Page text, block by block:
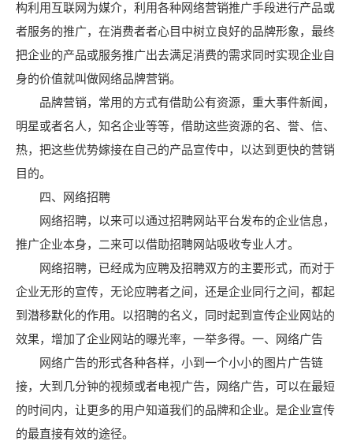
构利用互联网为媒介，利用各种网络营销推广手段进行产品或
者服务的推广，在消费者者心目中树立良好的品牌形象，最终
把企业的产品或服务推广出去满足消费的需求同时实现企业自
身的价值就叫做网络品牌营销。
品牌营销，常用的方式有借助公有资源，重大事件新闻，
明星或者名人，知名企业等等，借助这些资源的名、誉、信、
热，把这些优势嫁接在自己的产品宣传中，以达到更快的营销
目的。
四、网络招聘
网络招聘，以来可以通过招聘网站平台发布的企业信息，
推广企业本身，二来可以借助招聘网站吸收专业人才。
网络招聘，已经成为应聘及招聘双方的主要形式，而对于
企业无形的宣传，无论应聘者之间，还是企业同行之间，都起
到潜移默化的作用。以招聘的名义，同时起到宣传企业网站的
效果，增加了企业网站的曝光率，一举多得。一、网络广告
网络广告的形式各种各样，小到一个小小的图片广告链
接，大到几分钟的视频或者电视广告，网络广告，可以在最短
的时间内，让更多的用户知道我们的品牌和企业。是企业宣传
的最直接有效的途径。